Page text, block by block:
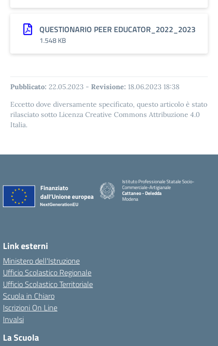
QUESTIONARIO PEER EDUCATOR_2022_2023
1.548 KB
Pubblicato: 22.05.2023 - Revisione: 18.06.2023 18:38
Eccetto dove diversamente specificato, questo articolo è stato
rilasciato sotto Licenza Creative Commons Attribuzione 4.0
Italia.
Istituto Professionale Statale Socio-
Commerciale-Artigianale
Cattaneo - Deledda
Modena
Link esterni
Ministero dell'Istruzione
Ufficio Scolastico Regionale
Ufficio Scolastico Territoriale
Scuola in Chiaro
Iscrizioni On Line
Invalsi
La Scuola